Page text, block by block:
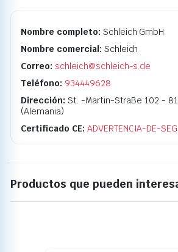
Nombre completo: Schleich GmbH
Nombre comercial: Schleich
Correo: schleich@schleich-s.de
Teléfono: 934449628
Dirección: St. -Martin-StraBe 102 -
(Alemania)
Certificado CE: ADVERTENCIA-DE-
Productos que pueden